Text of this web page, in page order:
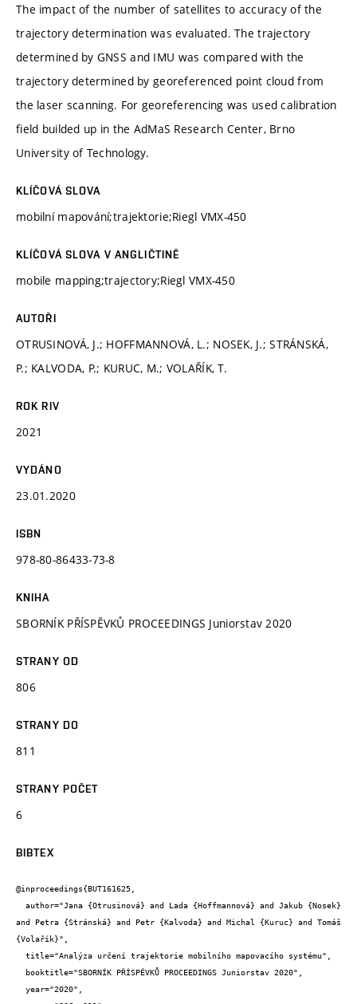
The impact of the number of satellites to accuracy of the
trajectory determination was evaluated. The trajectory
determined by GNSS and IMU was compared with the
trajectory determined by georeferenced point cloud from
the laser scanning. For georeferencing was used calibration
field builded up in the AdMaS Research Center, Brno
University of Technology.
KLÍČOVÁ SLOVA
mobilní mapování;trajektorie;Riegl VMX-450
KLÍČOVÁ SLOVA V ANGLIČTINĚ
mobile mapping;trajectory;Riegl VMX-450
AUTOŘI
OTRUSINOVÁ, J.; HOFFMANNOVÁ, L.; NOSEK, J.; STRÁNSKÁ,
P.; KALVODA, P.; KURUC, M.; VOLAŘÍK, T.
ROK RIV
2021
VYDÁNO
23.01.2020
ISBN
978-80-86433-73-8
KNIHA
SBORNÍK PŘÍSPĚVKŮ PROCEEDINGS Juniorstav 2020
STRANY OD
806
STRANY DO
811
STRANY POČET
6
BIBTEX
@inproceedings{BUT161625,
and Petra {Stránská} and Petr {Kalvoda} and Michal {Kuruc} and Tomáš
{Volařík}",